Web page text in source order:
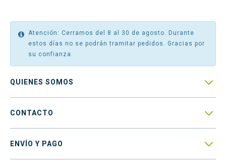
Atención: Cerramos del 8 al 30 de agosto. Durante
estos días no se podrán tramitar pedidos. Gracias por
su confianza.
QUIENES SOMOS 
CONTACTO 
ENVÍO Y PAGO 